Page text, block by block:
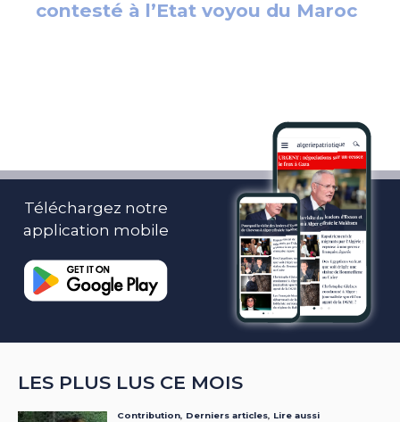
Téléchargez notre
application mobile
LES PLUS LUS CE MOIS